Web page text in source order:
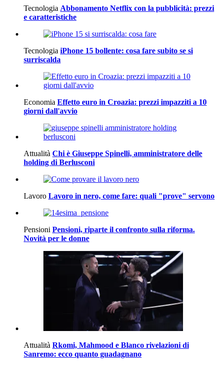
Tecnologia Abbonamento Netflix con la pubblicità: prezzi
e caratteristiche
Tecnologia iPhone 15 bollente: cosa fare subito se si
surriscalda
Economia Effetto euro in Croazia: prezzi impazziti a 10
giorni dall'avvio
Attualità Chi è Giuseppe Spinelli, amministratore delle
holding di Berlusconi
Lavoro Lavoro in nero, come fare: quali "prove" servono
Pensioni Pensioni, riparte il confronto sulla riforma.
Novità per le donne
Attualità Rkomi, Mahmood e Blanco rivelazioni di
Sanremo: ecco quanto guadagnano